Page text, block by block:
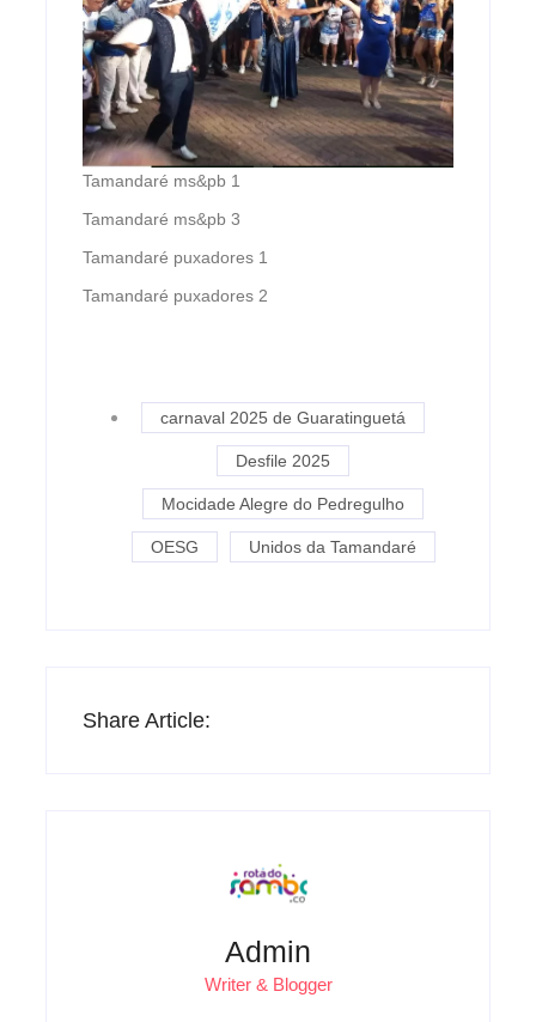
Tamandaré ms&pb 1
Tamandaré ms&pb 3
Tamandaré puxadores 1
Tamandaré puxadores 2
carnaval 2025 de Guaratinguetá
Desfile 2025
Mocidade Alegre do Pedregulho
OESG Unidos da Tamandaré
Share Article:
Admin
Writer & Blogger